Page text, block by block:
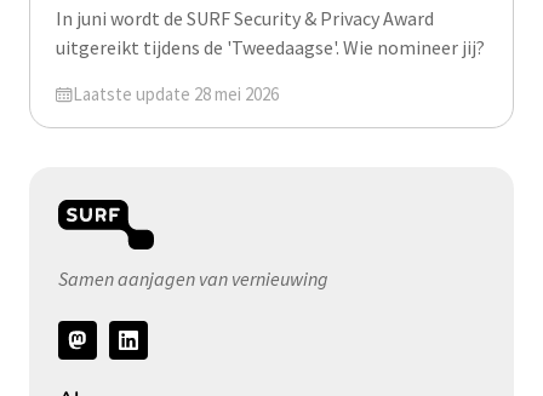
In juni wordt de SURF Security & Privacy Award
uitgereikt tijdens de 'Tweedaagse'. Wie nomineer jij?
Geüpdatet op
Laatste update 28 mei 2026
Samen aanjagen van vernieuwing
Volg
ons